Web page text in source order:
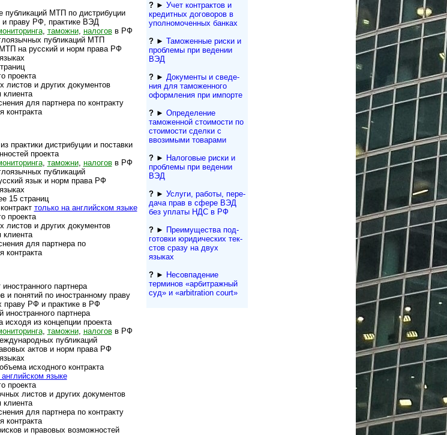
пуб­ли­ка­ций МТП по дист­ри­буции
и праву РФ, прак­тике ВЭД
, тамо­жни, нало­говв РФ
публи­ка­ций МТП
на рус­ский и норм права РФ
про­екта
и дру­гих доку­ментов
для парт­нера по конт­ракту
конт­ракта
прак­тики дист­ри­бу­ции и пос­тавки
проекта
, тамо­жни, нало­говв РФ
пуб­ли­каций
язык и норм права РФ
15 стра­ниц
только на анг­лий­ском языке
про­екта
и дру­гих доку­ментов
для парт­нера по
конт­ракта
парт­нера
и поня­тий по ино­ст­ран­ному праву
праву РФ и прак­тике в РФ
парт­нера
из кон­цеп­ции про­екта
, тамо­жни, нало­говв РФ
пуб­ли­каций
актов и норм права РФ
исход­ного конт­ракта
языке
про­екта
лис­тов и дру­гих доку­мен­тов
для парт­нера по конт­ракту
конт­ракта
и пра­во­вых воз­мож­ностей
?► Учет контрактов и
кре­дит­ных договоров в
упол­номоченных банках
?► Таможенные риски и
проблемы при ведении
ВЭД
?► Документы и све­де­
ния для та­мо­жен­но­го
офор­м­ле­ния при импорте
?► Определение
таможенной стоимости по
стоимости сделки с
ввозимыми товарами
?► Налоговые риски и
проблемы при ведении
ВЭД
?► Услуги, работы, пе­ре­
да­ча прав в сфере ВЭД
без уплаты НДС в РФ
?► Преимущества под­
гото­вки юри­ди­чес­ких тек­
с­тов сразу на двух
языках
?► Несовпадение
терминов «арбитражный
суд» и «arbitration court»